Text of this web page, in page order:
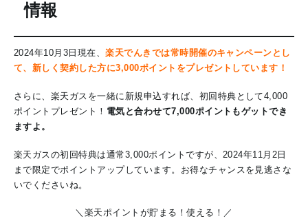
情報
2024年10月3日現在、楽天でんきでは常時開催のキャンペーンとし
て、新しく契約した方に3,000ポイントをプレゼントしています！
さらに、楽天ガスを一緒に新規申込すれば、初回特典として4,000
ポイントプレゼント！ 電気と合わせて7,000ポイントもゲットでき
ますよ。
楽天ガスの初回特典は通常3,000ポイントですが、2024年11月2日
まで限定でポイントアップしています。お得なチャンスを見逃さな
いでくださいね。
＼楽天ポイントが貯まる！使える！／